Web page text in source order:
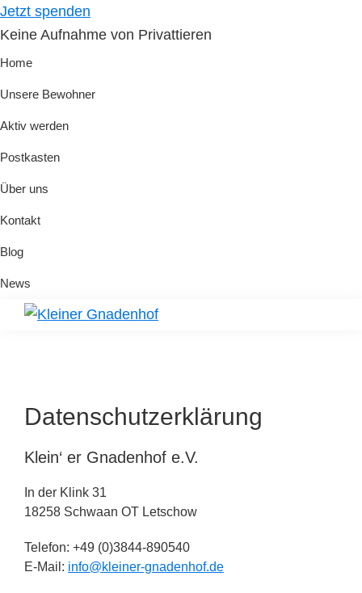
Skip
to
primary
Skip
to
main
Jetzt spenden
Keine Aufnahme von Privattieren
Home
Unsere Bewohner
Aktiv werden
Postkasten
Über uns
Kontakt
Blog
News
Datenschutzerklärung
Klein‘ er Gnadenhof e.V.
In der Klink 31
18258 Schwaan OT Letschow
Telefon: +49 (0)3844-890540
E-Mail: info@kleiner-gnadenhof.de